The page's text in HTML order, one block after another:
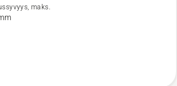
maks.